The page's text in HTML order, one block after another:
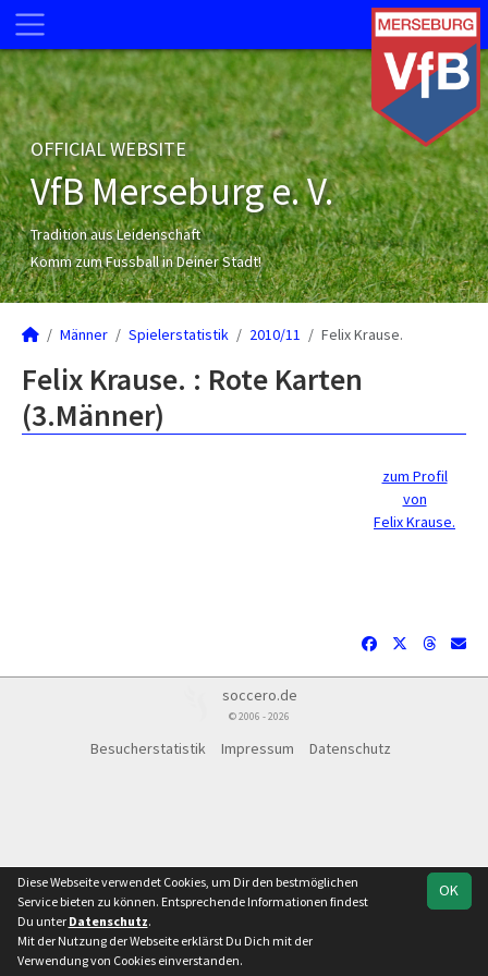
OFFICIAL WEBSITE
VfB Merseburg e. V.
Tradition aus Leidenschaft
Komm zum Fussball in Deiner Stadt!
Männer Spielerstatistik 2010/11 Felix Krause.
Felix Krause. : Rote Karten
(3.Männer)
zum Profil
von
Felix Krause.
soccero.de
© 2006 - 2026
Besucherstatistik Impressum Datenschutz
OK
Diese Webseite verwendet Cookies, um Dir den bestmöglichen
Service bieten zu können. Entsprechende Informationen findest
Du unter Datenschutz.
Mit der Nutzung der Webseite erklärst Du Dich mit der
Verwendung von Cookies einverstanden.